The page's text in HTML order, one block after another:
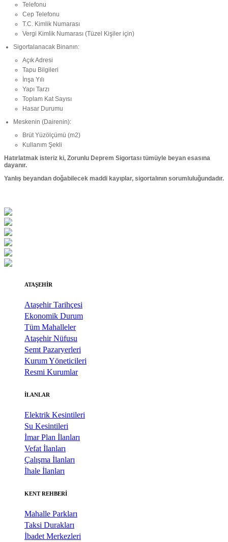
Telefonu
Cep Telefonu
T.C. Kimlik Numarası
Vergi Kimlik Numarası (Tüzel Kişiler için)
Sigortalanacak Binanın:
Açık Adresi
Tapu Bilgileri
İnşa Yılı
Yapı Tarzı
Toplam Kat Sayısı
Hasar Durumu
Meskenin (Dairenin):
Brüt Yüzölçümü (m2)
Kullanım Şekli
Hatırlatmak isteriz ki, Zorunlu Deprem Sigortası tümüyle beyan esasına
dayanır.
Yanlış beyandan doğabilecek maddi kayıplar, sigortalının sorumluluğundadır.
ATAŞEHİR
Ataşehir Tarihçesi
Ekonomik Durum
Tüm Mahalleler
Ataşehir Nüfusu
Semt Pazaryerleri
Kurum Yöneticileri
Resmi Kurumlar
İLANLAR
Elektrik Kesintileri
Su Kesintileri
İmar Plan İlanları
Vefat İlanları
Çalışma İlanları
İhale İlanları
KENT REHBERİ
Mahalle Parkları
Taksi Durakları
İbadet Merkezleri